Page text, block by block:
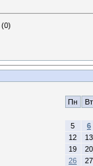
(0)
Пн Вт
5
6
12
13
19
20
26
27